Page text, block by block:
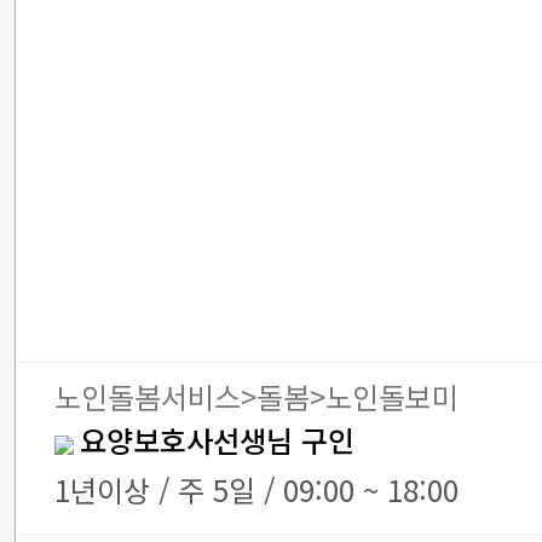
노인돌봄서비스>돌봄>노인돌보미
요양보호사선생님 구인
1년이상 / 주 5일 / 09:00 ~ 18:00